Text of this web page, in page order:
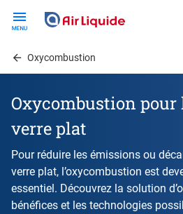
contentOxycombustion
Oxycombustion
verre plat
Pour réduire les émissions ou
verre plat, l’oxycombustion est
essentiel. Découvrez la solution
bénéfices et les technologies